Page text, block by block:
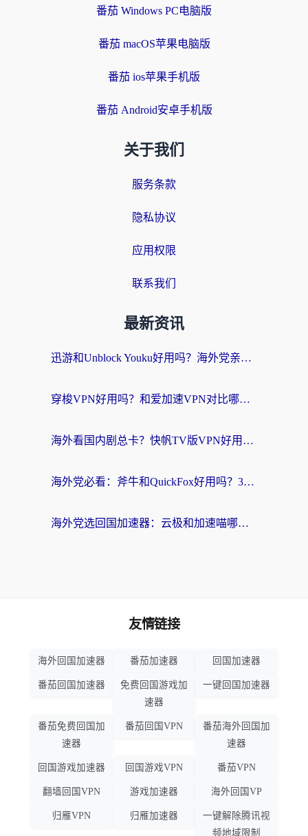
番茄 Windows PC电脑版
番茄 macOS苹果电脑版
番茄 ios苹果手机版
番茄 Android安卓手机版
关于我们
服务条款
隐私协议
应用权限
联系我们
最新资讯
迅游和Unblock Youku好用吗？海外党亲测：3个维度教你选对回国加速器
穿梭VPN好用吗？和爱加速VPN对比哪个回国效果更好？海外党必看的实用指南
海外看国内剧总卡？快帆TV版VPN好用吗？和海牛VPN对比哪个回国效果更好？
海外党必看：斧牛和QuickFox好用吗？3步选对回国加速器，无缝刷国内剧玩游戏
海外党选回国加速器：云极和加速喵哪个好？附3款热门工具实测对比
友情链接
海外回国加速器 番茄加速器 回国加速器
番茄回国加速器
免费回国游戏加
速器
一键回国加速器
番茄免费回国加
速器
番茄回国VPN
番茄海外回国加
速器
回国游戏加速器 回国游戏VPN 番茄VPN
翻墙回国VPN 游戏加速器 海外回国VP
归雁VPN 归雁加速器
一键解除腾讯视
频地域限制